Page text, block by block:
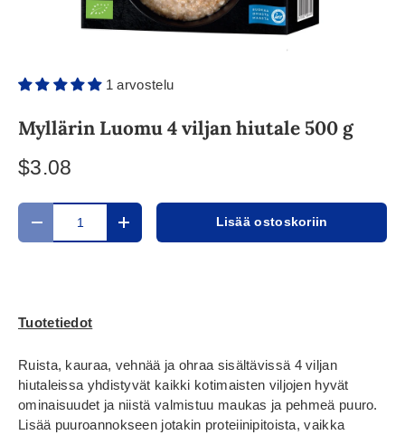
1 arvostelu
Myllärin Luomu 4 viljan hiutale 500 g
$3.08
Määrä
Translation missing: fi.cart.items.decrease_quantity
Translation missing:Lisää ostoskoriin
Tuotetiedot
Ruista, kauraa, vehnää ja ohraa sisältävissä 4 viljan
hiutaleissa yhdistyvät kaikki kotimaisten viljojen hyvät
ominaisuudet ja niistä valmistuu maukas ja pehmeä puuro.
Lisää puuroannokseen jotakin proteiinipitoista, vaikka